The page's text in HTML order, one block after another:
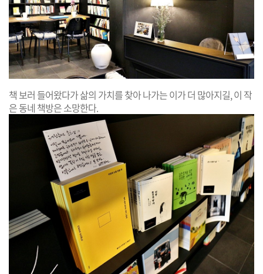
책 보러 들어왔다가 삶의 가치를 찾아 나가는 이가 더 많아지길, 이 작
은 동네 책방은 소망한다.